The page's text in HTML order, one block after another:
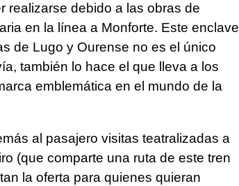
realizarse debido a las obras de
en la línea a Monforte. Este enclave
de Lugo y Ourense no es el único
también lo hace el que lleva a los
emblemática en el mundo de la
al pasajero visitas teatralizadas a
(que comparte una ruta de este tren
la oferta para quienes quieran